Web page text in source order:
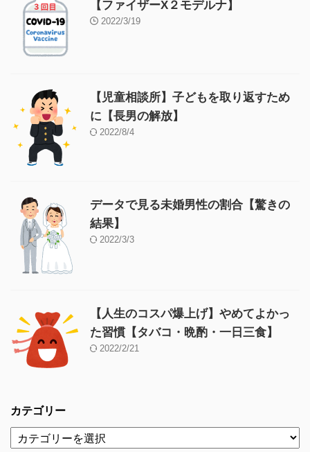
【ファイザーX２モデルナ】
2022/3/19
【児童相談所】子どもを取り返すため
に【長男の解放】
2022/8/4
データで見る未婚男性の割合【驚きの
結果】
2022/3/3
【人生のコスパ爆上げ】やめてよかっ
た習慣【タバコ・晩酌・一日三食】
2022/2/21
カテゴリー